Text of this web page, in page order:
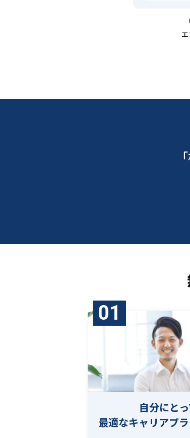
エ
01
自分にと
最適なキャリアプ